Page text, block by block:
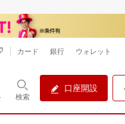
検索
口座開設
カード 銀行 ウォレット